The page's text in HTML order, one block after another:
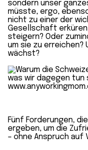
sondern unser
müsste, ergo,
nicht zu einer der
Gesellschaft
steigern? Oder
um sie zu erreichen?
wächst?
Fünf Forderungen,
ergeben, um die
– ohne Anspruch auf